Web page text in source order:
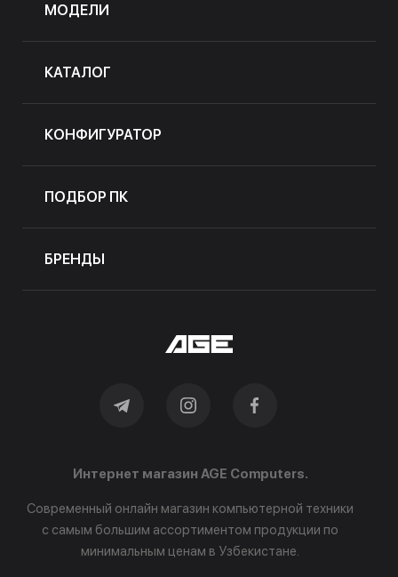
МОДЕЛИ
КАТАЛОГ
КОНФИГУРАТОР
ПОДБОР ПК
БРЕНДЫ
Интернет магазин AGE Computers.
Современный онлайн магазин компьютерной техники
с самым большим ассортиментом продукции по
минимальным ценам в Узбекистане.